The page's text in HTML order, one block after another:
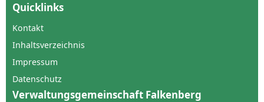
Quicklinks
Kontakt
Inhaltsverzeichnis
Impressum
Datenschutz
Verwaltungsgemeinschaft Falkenberg